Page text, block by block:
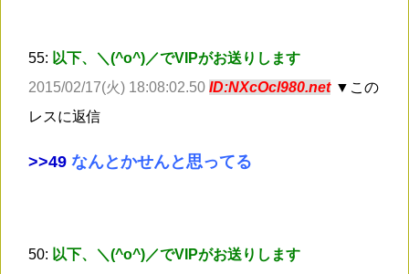
55: 以下、＼(^o^)／でVIPがお送りします
2015/02/17(火) 18:08:02.50 ID:NXcOcl980.net ▼この
レスに返信
>>49 なんとかせんと思ってる
50: 以下、＼(^o^)／でVIPがお送りします